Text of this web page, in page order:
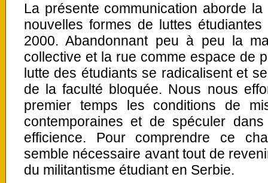
La présente communication aborde la
nouvelles formes de luttes
2000. Abandonnant peu à peu la
collective et la rue comme espace de
lutte des étudiants se radicalisent et
de la faculté bloquée. Nous nous
premier temps les conditions de
contemporaines et de spéculer
efficience. Pour comprendre ce
semble nécessaire avant tout de
du militantisme étudiant en Serbie.